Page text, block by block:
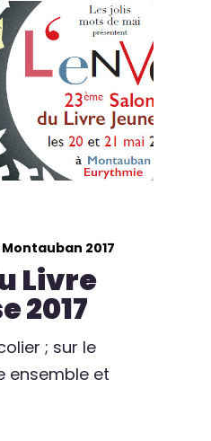
2017
Livre
2017
; sur le
ensemble et